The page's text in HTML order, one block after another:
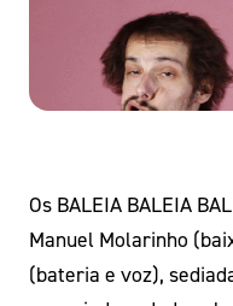
Os BALEIA BALEIA
Manuel Molarinho
(bateria e voz),